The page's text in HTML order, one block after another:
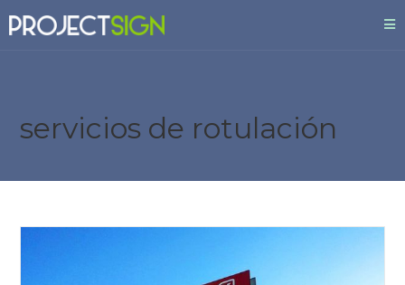
servicios de rotulación